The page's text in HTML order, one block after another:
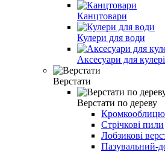
Канцтовари
Кулери для води
Аксесуари для
Верстати
Верстати по дереву
Стрічкові пили
Лобзикові
Пазувальний-